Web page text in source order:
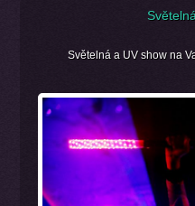
Světelná a UV show na